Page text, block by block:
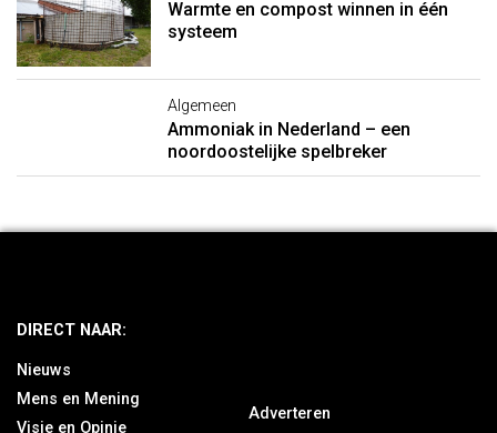
Warmte en compost winnen in één
systeem
Algemeen
Ammoniak in Nederland – een
noordoostelijke spelbreker
DIRECT NAAR:
Nieuws
Mens en Mening
Visie en Opinie
Adverteren